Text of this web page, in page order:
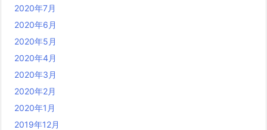
2020年7月
2020年6月
2020年5月
2020年4月
2020年3月
2020年2月
2020年1月
2019年12月